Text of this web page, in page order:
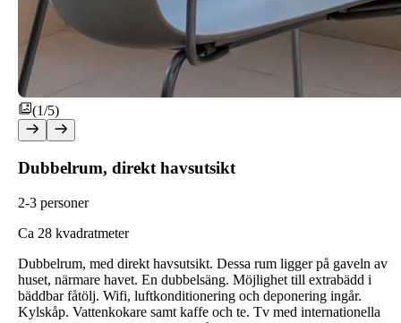
(1/5)
Dubbelrum, direkt havsutsikt
2-3 personer
Ca 28 kvadratmeter
Dubbelrum, med direkt havsutsikt. Dessa rum ligger på gaveln av
huset, närmare havet. En dubbelsäng. Möjlighet till extrabädd i
bäddbar fåtölj. Wifi, luftkonditionering och deponering ingår.
Kylskåp. Vattenkokare samt kaffe och te. Tv med internationella